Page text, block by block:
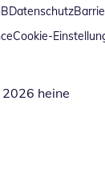
Datenschutz
Cookie-
heine